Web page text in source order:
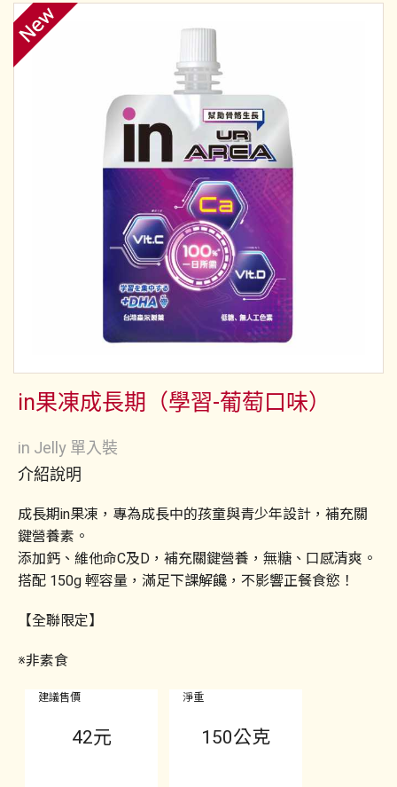
in果凍成長期（學習-葡萄口味）
in Jelly 單入裝
介紹說明
成長期in果凍，專為成長中的孩童與青少年設計，補充關
鍵營養素。
添加鈣、維他命C及D，補充關鍵營養，無糖、口感清爽。
搭配 150g 輕容量，滿足下課解饞，不影響正餐食慾！
【全聯限定】
※非素食
建議售價
42元
淨重
150公克